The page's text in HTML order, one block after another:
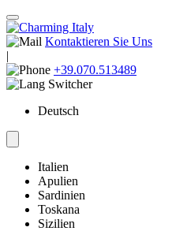
Kontaktieren Sie Uns
|
+39.070.513489
Deutsch
Italien
Apulien
Sardinien
Toskana
Sizilien